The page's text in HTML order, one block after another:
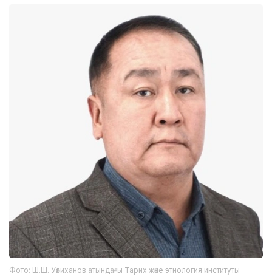
Фото: Ш.Ш. Уәлиханов атындағы Тарих және этнология институты